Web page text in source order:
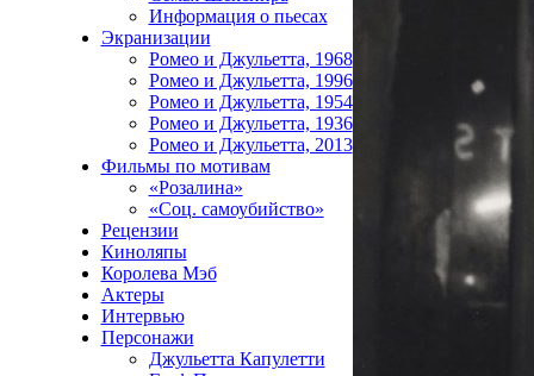
Информация о пьесах
Экранизации
Ромео и Джульетта, 1968
Ромео и Джульетта, 1996
Ромео и Джульетта, 1954
Ромео и Джульетта, 1936
Ромео и Джульетта, 2013
Фильмы по мотивам
«Розалина»
«Соц. самоубийство»
Рецензии
Киноляпы
Королева Мэб
Актеры
Интервью
Персонажи
Джульетта Капулетти